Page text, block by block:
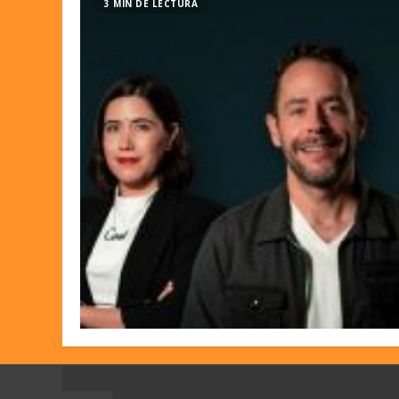
3 MIN DE LECTURA